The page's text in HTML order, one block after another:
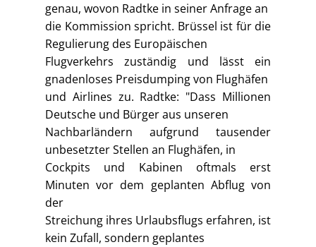
genau, wovon Radtke in seiner Anfrage an
die Kommission spricht. Brüssel ist für die
Regulierung des Europäischen
Flugverkehrs zuständig und lässt ein
gnadenloses Preisdumping von Flughäfen
und Airlines zu. Radtke: "Dass Millionen
Deutsche und Bürger aus unseren
Nachbarländern aufgrund tausender
unbesetzter Stellen an Flughäfen, in
Cockpits und Kabinen oftmals erst
Minuten vor dem geplanten Abflug von
der
Streichung ihres Urlaubsflugs erfahren, ist
kein Zufall, sondern geplantes